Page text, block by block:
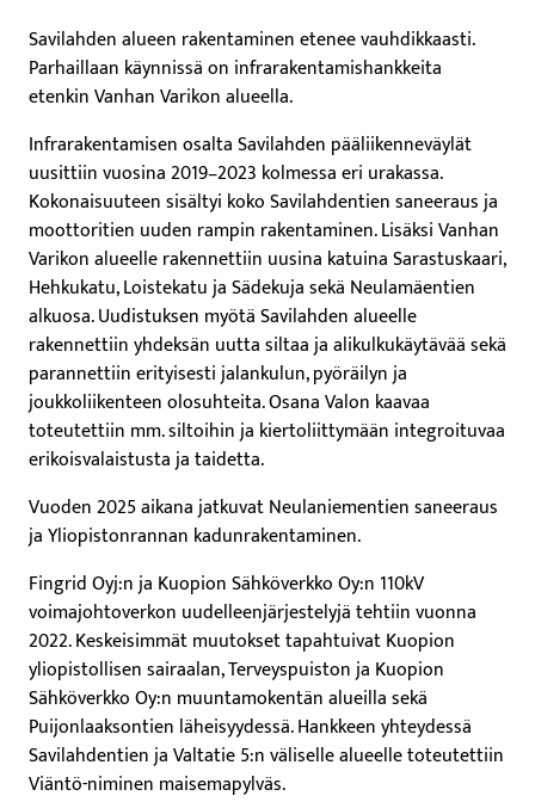
Savilahden alueen rakentaminen etenee vauhdikkaasti.
Parhaillaan käynnissä on infrarakentamishankkeita
etenkin Vanhan Varikon alueella.
Infrarakentamisen osalta Savilahden pääliikenneväylät
uusittiin vuosina 2019–2023 kolmessa eri urakassa.
Kokonaisuuteen sisältyi koko Savilahdentien saneeraus ja
moottoritien uuden rampin rakentaminen. Lisäksi Vanhan
Varikon alueelle rakennettiin uusina katuina Sarastuskaari,
Hehkukatu, Loistekatu ja Sädekuja sekä Neulamäentien
alkuosa. Uudistuksen myötä Savilahden alueelle
rakennettiin yhdeksän uutta siltaa ja alikulkukäytävää sekä
parannettiin erityisesti jalankulun, pyöräilyn ja
joukkoliikenteen olosuhteita. Osana Valon kaavaa
toteutettiin mm. siltoihin ja kiertoliittymään integroituvaa
erikoisvalaistusta ja taidetta.
Vuoden 2025 aikana jatkuvat Neulaniementien saneeraus
ja Yliopistonrannan kadunrakentaminen.
Fingrid Oyj:n ja Kuopion Sähköverkko Oy:n 110kV
voimajohtoverkon uudelleenjärjestelyjä tehtiin vuonna
2022. Keskeisimmät muutokset tapahtuivat Kuopion
yliopistollisen sairaalan, Terveyspuiston ja Kuopion
Sähköverkko Oy:n muuntamokentän alueilla sekä
Puijonlaaksontien läheisyydessä. Hankkeen yhteydessä
Savilahdentien ja Valtatie 5:n väliselle alueelle toteutettiin
Viäntö-niminen maisemapylväs.